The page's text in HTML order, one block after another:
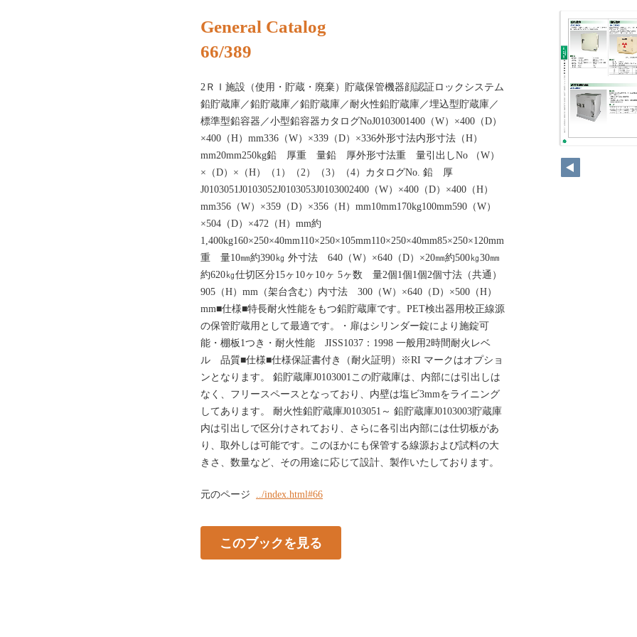
50
General Catalog
66/389
2ＲＩ施設（使用・貯蔵・廃棄）貯蔵保管機器顔認証ロックシステム
鉛貯蔵庫／鉛貯蔵庫／鉛貯蔵庫／耐火性鉛貯蔵庫／埋込型貯蔵庫／
標準型鉛容器／小型鉛容器カタログNoJ0103001400（W）×400（D）
×400（H）mm336（W）×339（D）×336外形寸法内形寸法（H）
mm20mm250kg鉛 厚重 量鉛 厚外形寸法重 量引出しNo （W）
×（D）×（H）（1）（2）（3）（4）カタログNo. 鉛 厚
J0103051J0103052J0103053J0103002400（W）×400（D）×400（H）
mm356（W）×359（D）×356（H）mm10mm170kg100mm590（W）
×504（D）×472（H）mm約
1,400kg160×250×40mm110×250×105mm110×250×40mm85×250×120mm
重 量10㎜約390㎏ 外寸法 640（W）×640（D）×20㎜約500㎏30㎜
約620㎏仕切区分15ヶ10ヶ10ヶ 5ヶ数 量2個1個1個2個寸法（共通）
905（H）mm（架台含む）内寸法 300（W）×640（D）×500（H）
mm■仕様■特長耐火性能をもつ鉛貯蔵庫です。PET検出器用校正線源
の保管貯蔵用として最適です。・扉はシリンダー錠により施錠可
能・棚板1つき・耐火性能 JISS1037：1998 一般用2時間耐火レベ
ル 品質■仕様■仕様保証書付き（耐火証明）※RI マークはオプショ
ンとなります。 鉛貯蔵庫J0103001この貯蔵庫は、内部には引出しは
なく、フリースペースとなっており、内壁は塩ビ3mmをライニング
してあります。 耐火性鉛貯蔵庫J0103051～ 鉛貯蔵庫J0103003貯蔵庫
内は引出しで区分けされており、さらに各引出内部には仕切板があ
り、取外しは可能です。このほかにも保管する線源および試料の大
きさ、数量など、その用途に応じて設計、製作いたしております。
元のページ ../index.html#66
このブックを見る